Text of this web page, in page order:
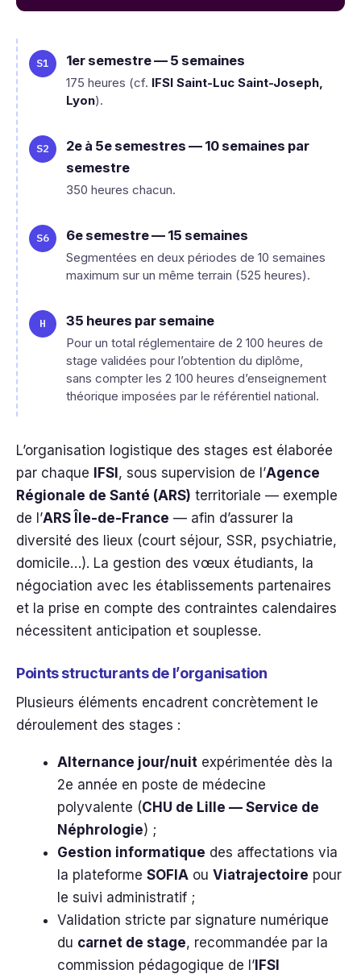
1er semestre — 5 semaines
175 heures (cf. IFSI Saint-Luc Saint-Joseph,
Lyon).
2e à 5e semestres — 10 semaines par
semestre
350 heures chacun.
6e semestre — 15 semaines
Segmentées en deux périodes de 10 semaines
maximum sur un même terrain (525 heures).
35 heures par semaine
Pour un total réglementaire de 2 100 heures de
stage validées pour l’obtention du diplôme,
sans compter les 2 100 heures d’enseignement
théorique imposées par le référentiel national.
L’organisation logistique des stages est élaborée
par chaque IFSI, sous supervision de l’Agence
Régionale de Santé (ARS) territoriale — exemple
de l’ARS Île-de-France — afin d’assurer la
diversité des lieux (court séjour, SSR, psychiatrie,
domicile…). La gestion des vœux étudiants, la
négociation avec les établissements partenaires
et la prise en compte des contraintes calendaires
nécessitent anticipation et souplesse.
Points structurants de l’organisation
Plusieurs éléments encadrent concrètement le
déroulement des stages :
Alternance jour/nuit expérimentée dès la
2e année en poste de médecine
polyvalente (CHU de Lille — Service de
Néphrologie) ;
Gestion informatique des affectations via
la plateforme SOFIA ou Viatrajectoire pour
le suivi administratif ;
Validation stricte par signature numérique
du carnet de stage, recommandée par la
commission pédagogique de l’IFSI